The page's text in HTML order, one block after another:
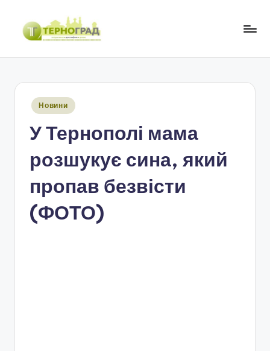
Перейти
Опубліковано
Новини
У Тернополі мама
розшукує сина, який
пропав безвісти
(ФОТО)